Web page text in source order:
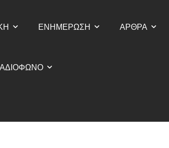
ΕΝΗΜΕΡΩΣΗ ΑΡΘΡΑ